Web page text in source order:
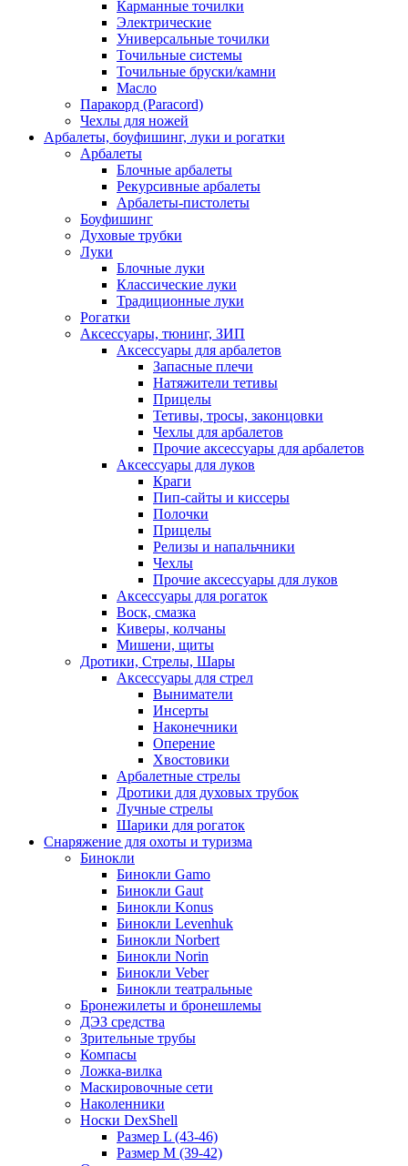
Карманные точилки
Электрические
Универсальные точилки
Точильные системы
Точильные бруски/камни
Масло
Паракорд (Paracord)
Чехлы для ножей
Арбалеты, боуфишинг, луки и рогатки
Арбалеты
Блочные арбалеты
Рекурсивные арбалеты
Арбалеты-пистолеты
Боуфишинг
Духовые трубки
Луки
Блочные луки
Классические луки
Традиционные луки
Рогатки
Аксессуары, тюнинг, ЗИП
Аксессуары для арбалетов
Запасные плечи
Натяжители тетивы
Прицелы
Тетивы, тросы, законцовки
Чехлы для арбалетов
Прочие аксессуары для арбалетов
Аксессуары для луков
Краги
Пип-сайты и киссеры
Полочки
Прицелы
Релизы и напальчники
Чехлы
Прочие аксессуары для луков
Аксессуары для рогаток
Воск, смазка
Киверы, колчаны
Мишени, щиты
Дротики, Стрелы, Шары
Аксессуары для стрел
Выниматели
Инсерты
Наконечники
Оперение
Хвостовики
Арбалетные стрелы
Дротики для духовых трубок
Лучные стрелы
Шарики для рогаток
Снаряжение для охоты и туризма
Бинокли
Бинокли Gamo
Бинокли Gaut
Бинокли Konus
Бинокли Levenhuk
Бинокли Norbert
Бинокли Norin
Бинокли Veber
Бинокли театральные
Бронежилеты и бронешлемы
ДЭЗ средства
Зрительные трубы
Компасы
Ложка-вилка
Маскировочные сети
Наколенники
Носки DexShell
Размер L (43-46)
Размер M (39-42)